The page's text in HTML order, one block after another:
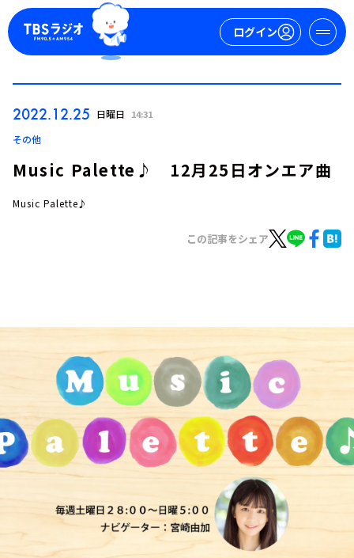
ログイン
トピックス
お知らせ
イベント・グッズ
YouTube
会社情報
2022.12.25 日曜日 14:31
その他
Music Palette♪ 12月25日オンエア曲
Music Palette♪
この記事をシェア